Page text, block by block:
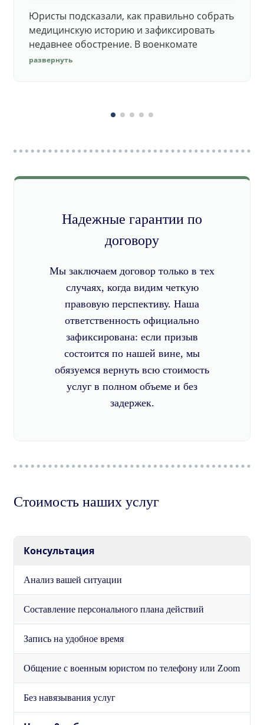
Юристы подсказали, как правильно собрать
медицинскую историю и зафиксировать
недавнее обострение. В военкомате
дерматолог принял документы без споров.
развернуть
Надежные гарантии по
договору
Мы заключаем договор только в тех
случаях, когда видим четкую
правовую перспективу. Наша
ответственность официально
зафиксирована: если призыв
состоится по нашей вине, мы
обязуемся вернуть всю стоимость
услуг в полном объеме и без
задержек.
Стоимость наших услуг
Консультация
Анализ вашей ситуации
Составление персонального плана действий
Запись на удобное время
Общение с военным юристом по телефону или Zoom
Без навязывания услуг